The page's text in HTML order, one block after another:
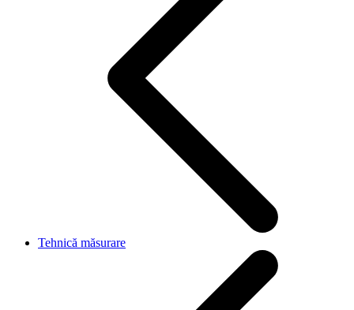
Tehnică măsurare